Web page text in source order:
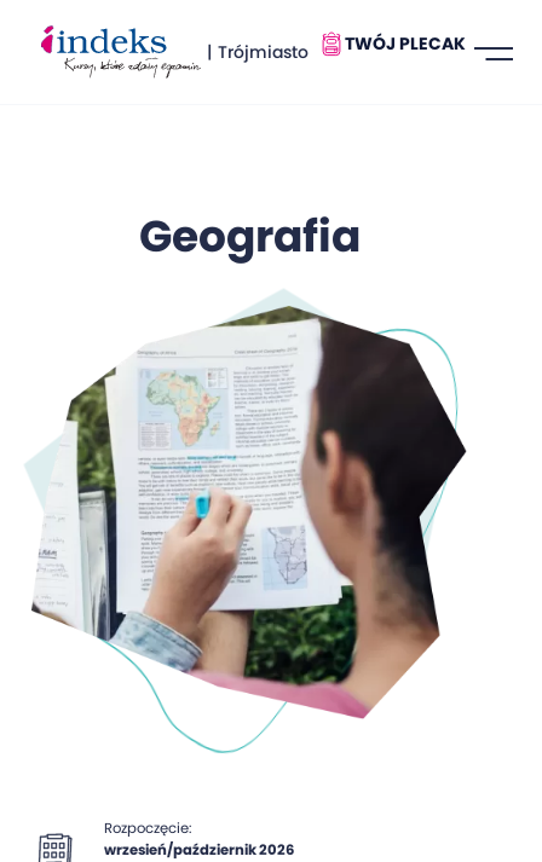
| Trójmiasto TWÓJ PLECAK
Geografia
Rozpoczęcie:
wrzesień/październik 2026